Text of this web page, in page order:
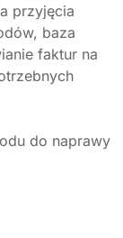
przyjęcia
baza
faktur na
do naprawy